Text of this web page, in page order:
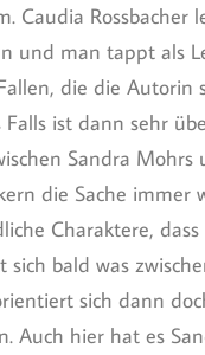
Caudia Rossbacher
und man tappt als
die die Autorin
ist dann sehr
Sandra Mohrs
die Sache immer
Charaktere,
bald was
sich dann
Auch hier hat es